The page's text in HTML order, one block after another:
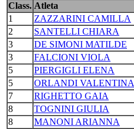
Class. Atleta
1
ZAZZARINI CAMILLA
2
SANTELLI CHIARA
3
DE SIMONI MATILDE
3
FALCIONI VIOLA
5
PIERGIGLI ELENA
5
ORLANDI VALENTINA
7
RIGHETTO GAIA
8
TOGNINI GIULIA
8
MANONI ARIANNA